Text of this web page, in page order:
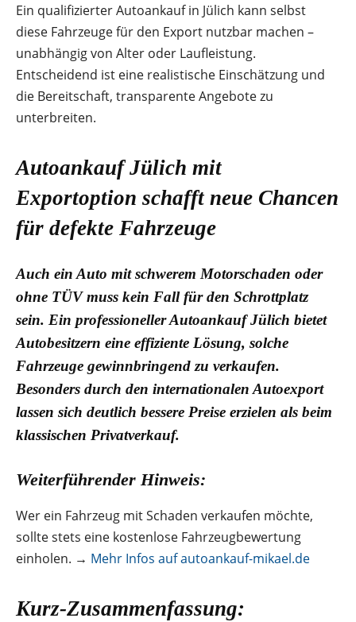
Ein qualifizierter Autoankauf in Jülich kann selbst
diese Fahrzeuge für den Export nutzbar machen –
unabhängig von Alter oder Laufleistung.
Entscheidend ist eine realistische Einschätzung und
die Bereitschaft, transparente Angebote zu
unterbreiten.
Autoankauf Jülich mit
Exportoption schafft neue Chancen
für defekte Fahrzeuge
Auch ein Auto mit schwerem Motorschaden oder
ohne TÜV muss kein Fall für den Schrottplatz
sein. Ein professioneller Autoankauf Jülich bietet
Autobesitzern eine effiziente Lösung, solche
Fahrzeuge gewinnbringend zu verkaufen.
Besonders durch den internationalen Autoexport
lassen sich deutlich bessere Preise erzielen als beim
klassischen Privatverkauf.
Weiterführender Hinweis:
Wer ein Fahrzeug mit Schaden verkaufen möchte,
sollte stets eine kostenlose Fahrzeugbewertung
einholen. → Mehr Infos auf autoankauf-mikael.de
Kurz-Zusammenfassung: